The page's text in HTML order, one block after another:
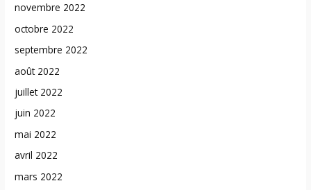
novembre 2022
octobre 2022
septembre 2022
août 2022
juillet 2022
juin 2022
mai 2022
avril 2022
mars 2022